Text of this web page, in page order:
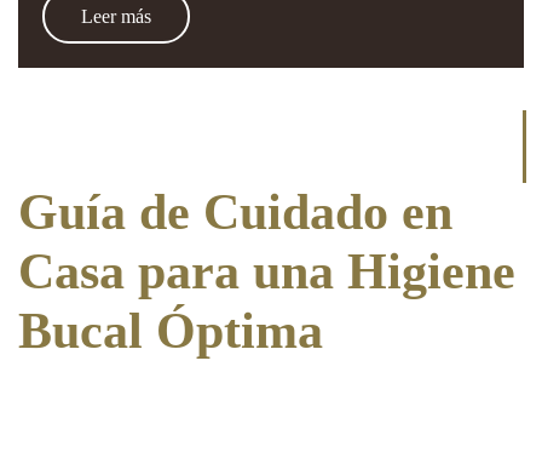
Leer más
Guía de Cuidado en
Casa para una Higiene
Bucal Óptima